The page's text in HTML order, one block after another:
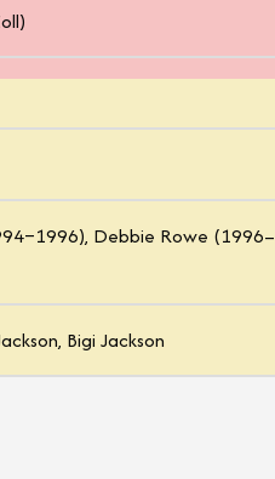
Debbie Rowe (1996–
Bigi Jackson